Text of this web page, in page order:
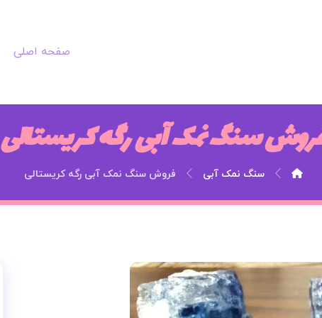
صفحه اصلی
سنگ نمک آبی رگه کریستالی
سنگ نمک آبی فروش سنگ نمک آبی رگه کریستالی